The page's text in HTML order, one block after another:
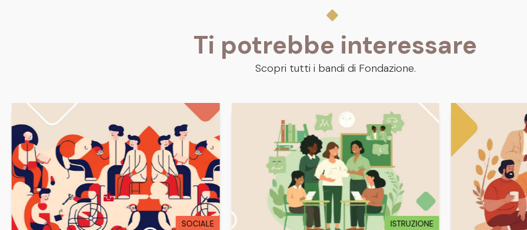
Ti potrebbe interessare
Scopri tutti i bandi di Fondazione.
SOCIALE ISTRUZIONE